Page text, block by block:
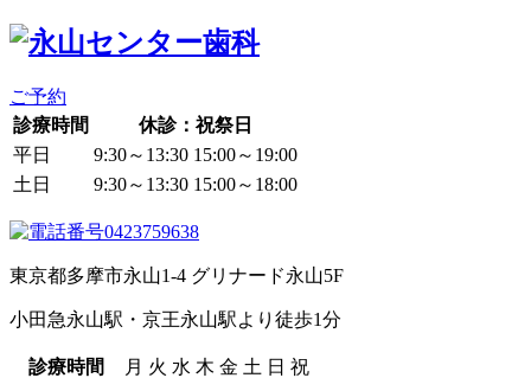
ご予約
診療時間
休診：祝祭日
平日
9:30～13:30 15:00～19:00
土日
9:30～13:30 15:00～18:00
東京都多摩市永山1-4 グリナード永山5F
小田急永山駅・京王永山駅より徒歩1分
診療時間 月 火 水 木 金 土 日 祝